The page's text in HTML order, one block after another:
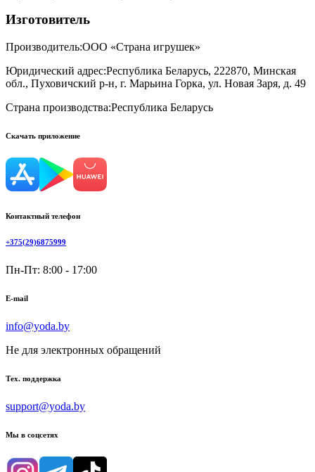
Изготовитель
Производитель:ООО «Страна игрушек»
Юридический адрес:Республика Беларусь, 222870, Минская
обл., Пуховичский р-н, г. Марьина Горка, ул. Новая Заря, д. 49
Страна производства:Республика Беларусь
Скачать приложение
Контактный телефон
+375(29)6875999
Пн-Пт: 8:00 - 17:00
E-mail
info@yoda.by
Не для электронных обращений
Тех. поддержка
support@yoda.by
Мы в соцсетях